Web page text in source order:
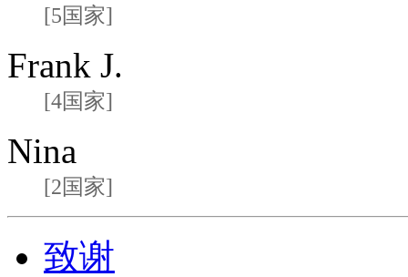
[5国家]
Frank J.
[4国家]
Nina
[2国家]
致谢